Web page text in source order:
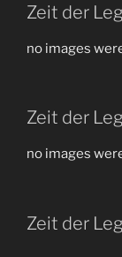
Zeit der
no images
Zeit der
no images
Zeit der